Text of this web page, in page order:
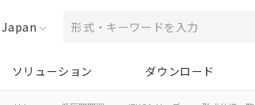
Japan
ソリューション ダウンロード